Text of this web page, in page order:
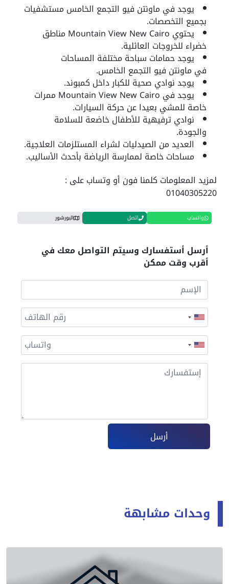
يوجد في ماونتن فيو التجمع الخامس مستشفيات
بجميع التخصصات.
يحتوي Mountain View New Cairo مناطق
خضراء للخروجات العائلية.
يوجد حمامات سباحة مختلفة المساحات
في ماونتن فيو التجمع الخامس.
يوجدنوادي صحية للكبار داخل كمبوند.
يوجد في Mountain View New Cairo ممرات
خاصة للمشي بعيدا عن حركة السيارات.
نوادي ترفيهية للأطفال خاضعة للسلامة
والجودة.
العديد من الصيدليات لشراء المستلزمات العلاجية.
مساحات خاصة لممارسة الرياضة بأحدث الأساليب.
لمزيد المعلومات كلمنا فون أو وتساب على :
01040305220
واتساب اتصل البورشور
أرسل أستفسارك وسيتم التواصل معك في
أقرب وقت ممكن
أرسل
وحدات مشابهة